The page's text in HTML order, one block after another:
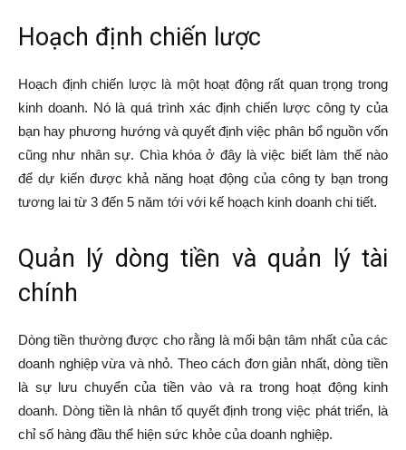
Hoạch định chiến lược
Hoạch định chiến lược là một hoạt động rất quan trọng trong
kinh doanh. Nó là quá trình xác định chiến lược công ty của
bạn hay phương hướng và quyết định việc phân bổ nguồn vốn
cũng như nhân sự. Chìa khóa ở đây là việc biết làm thế nào
để dự kiến được khả năng hoạt động của công ty bạn trong
tương lai từ 3 đến 5 năm tới với kế hoạch kinh doanh chi tiết.
Quản lý dòng tiền và quản lý tài
chính
Dòng tiền thường được cho rằng là mối bận tâm nhất của các
doanh nghiệp vừa và nhỏ. Theo cách đơn giản nhất, dòng tiền
là sự lưu chuyển của tiền vào và ra trong hoạt động kinh
doanh. Dòng tiền là nhân tố quyết định trong việc phát triển, là
chỉ số hàng đầu thể hiện sức khỏe của doanh nghiệp.